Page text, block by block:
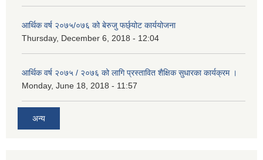
आर्थिक वर्ष २०७५/०७६ को बेरुजु फर्छ्योट कार्ययोजना
Thursday, December 6, 2018 - 12:04
आर्थिक वर्ष २०७५ / २०७६ को लागि प्रस्तावित शैक्षिक सुधारका कार्यक्रम ।
Monday, June 18, 2018 - 11:57
अन्य